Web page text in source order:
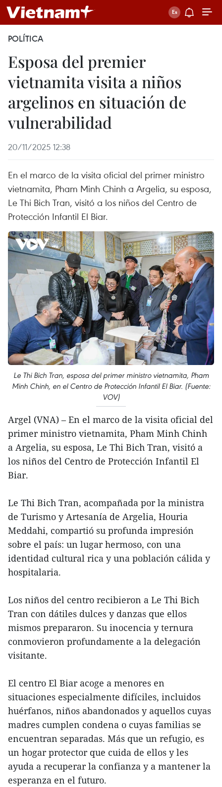
POLÍTICA
Esposa del premier
vietnamita visita a niños
argelinos en situación de
vulnerabilidad
20/11/2025 12:38
En el marco de la visita oficial del primer ministro
vietnamita, Pham Minh Chinh a Argelia, su esposa,
Le Thi Bich Tran, visitó a los niños del Centro de
Protección Infantil El Biar.
Le Thi Bich Tran, esposa del primer ministro vietnamita, Pham
Minh Chinh, en el Centro de Protección Infantil El Biar. (Fuente:
VOV)
Argel (VNA) – En el marco de la visita oficial del
primer ministro vietnamita, Pham Minh Chinh
a Argelia, su esposa, Le Thi Bich Tran, visitó a
los niños del Centro de Protección Infantil El
Biar.
Le Thi Bich Tran, acompañada por la ministra
de Turismo y Artesanía de Argelia, Houria
Meddahi, compartió su profunda impresión
sobre el país: un lugar hermoso, con una
identidad cultural rica y una población cálida y
hospitalaria.
Los niños del centro recibieron a Le Thi Bich
Tran con dátiles dulces y danzas que ellos
mismos prepararon. Su inocencia y ternura
conmovieron profundamente a la delegación
visitante.
El centro El Biar acoge a menores en
situaciones especialmente difíciles, incluidos
huérfanos, niños abandonados y aquellos cuyas
madres cumplen condena o cuyas familias se
encuentran separadas. Más que un refugio, es
un hogar protector que cuida de ellos y les
ayuda a recuperar la confianza y a mantener la
esperanza en el futuro.